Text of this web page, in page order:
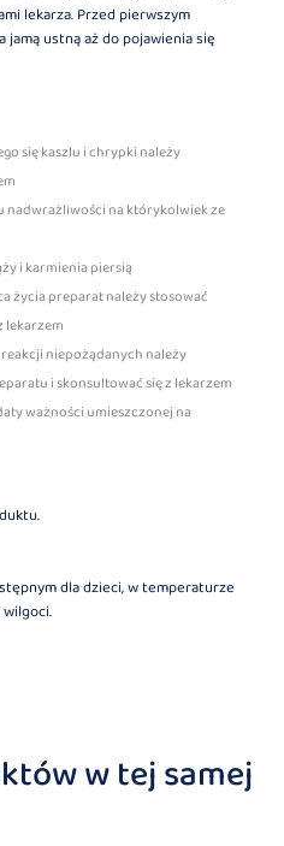
lekarza. Przed pierwszym
jamą ustną aż do pojawienia się
się kaszlu i chrypki należy
nadwrażliwości na którykolwiek ze
i karmienia piersią
życia preparat należy stosować
lekarzem
niepożądanych należy
i skonsultować się z lekarzem
ważności umieszczonej na
dla dzieci, w temperaturze
w tej samej